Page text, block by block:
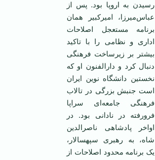
رسيدن به اروپا بود. پس از
عباس‌ميرزا، اميرکبير همان
برنامه مستعجل اصلاحات
اداری و نظامی را با تاکيد
بيشتر بر زيرساخت فرهنگی
دنبال کرد و دارالفنون او که
نخستين دانشگاه نوين ايران
است جنبش بزرگی در تالاب
فرهنگی جامعه‌ای سراپا
فرورفته در نادانی بود. در
اواخر پادشاهی ناصرالدين
شاه، به رهبری سپهسالار،
يک برنامه محدود اصلاحات از